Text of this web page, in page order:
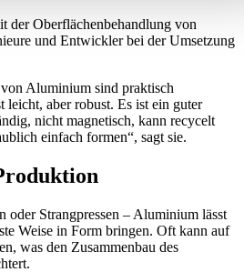
der Oberflächenbehandlung von
und Entwickler bei der Umsetzung
Aluminium sind praktisch
leicht, aber robust. Es ist ein guter
nicht magnetisch, kann recycelt
einfach formen“, sagt sie.
oder Strangpressen – Aluminium lässt
Weise in Form bringen. Oft kann auf
was den Zusammenbau des